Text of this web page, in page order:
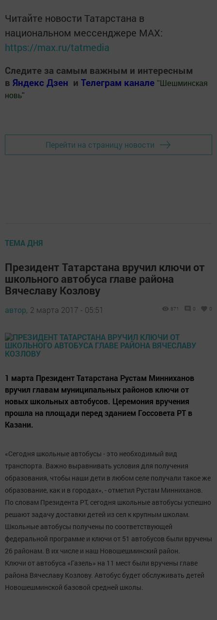
Читайте новости Татарстана в
национальном мессенджере MАХ:
https://max.ru/tatmedia
Следите за самым важным и интересным
в Яндекс Дзен и Телеграм канале " Шешминская
новь"
Перейти на страницу новости
ТЕМА ДНЯ
Президент Татарстана вручил ключи от
школьного автобуса главе района
Вячеславу Козлову
автор, 2 марта 2017 - 05:51 871 0 0
1 марта Президент Татарстана Рустам Минниханов
вручил главам муниципальных районов ключи от
новых школьных автобусов. Церемония вручения
прошла на площади перед зданием Госсовета РТ в
Казани.
«Сегодня школьные автобусы - это необходимый вид
транспорта. Важно выравнивать условия для получения
образования, чтобы наши дети в любом селе получали такое же
образование, как и в городах», - отметил Рустам Минниханов.
По словам Президента РТ, сегодня школьные автобусы успешно
решают задачу доставки детей из сел к крупным школам.
Школьные автобусы получены по соответствующей
федеральной программе и ключи от 51 автобусов были вручены
26 районам. В их числе и наш Новошешминский район.
Ключи от автобуса «Газель» на 11 мест были вручены главе
района Вячеславу Козлову. Автобус будет обслуживать детей
Новошешминской базовой средней школы.